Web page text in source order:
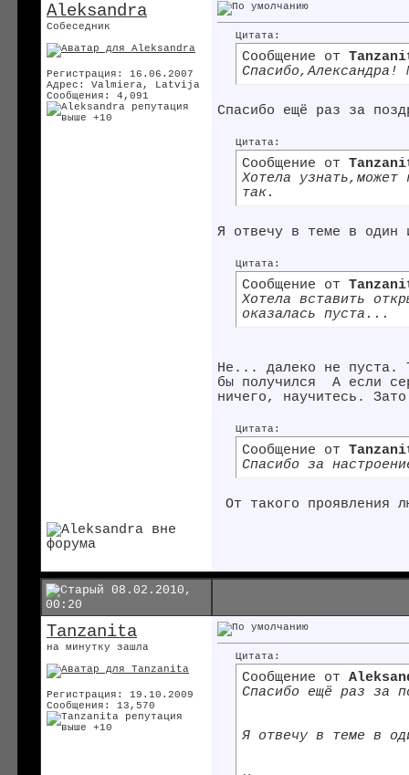
Aleksandra
Собеседник
Регистрация: 16.06.2007
Адрес: Valmiera, Latvija
Сообщения: 4,091
Цитата:
Сообщение от
Спасибо,Александра!
Спасибо ещё раз за
Цитата:
Сообщение от
Хотела
так.
Я отвечу в теме в один
Цитата:
Сообщение от
Хотела вставить
оказалась пуста...
Не... далеко не пуста.
бы получился
А если
ничего, научитесь.
Цитата:
Сообщение от
Спасибо за
От такого
08.02.2010,
00:20
Tanzanita
на минутку зашла
Регистрация: 19.10.2009
Сообщения: 13,570
Цитата:
Сообщение от
Спасибо ещё раз за
Я отвечу в теме в